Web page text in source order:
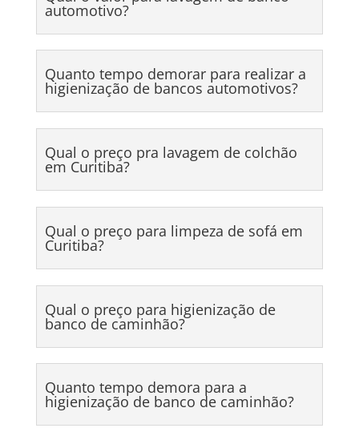
automotivo?
Quanto tempo demorar para realizar a
higienização de bancos automotivos?
Qual o preço pra lavagem de colchão
em Curitiba?
Qual o preço para limpeza de sofá em
Curitiba?
Qual o preço para higienização de
banco de caminhão?
Quanto tempo demora para a
higienização de banco de caminhão?